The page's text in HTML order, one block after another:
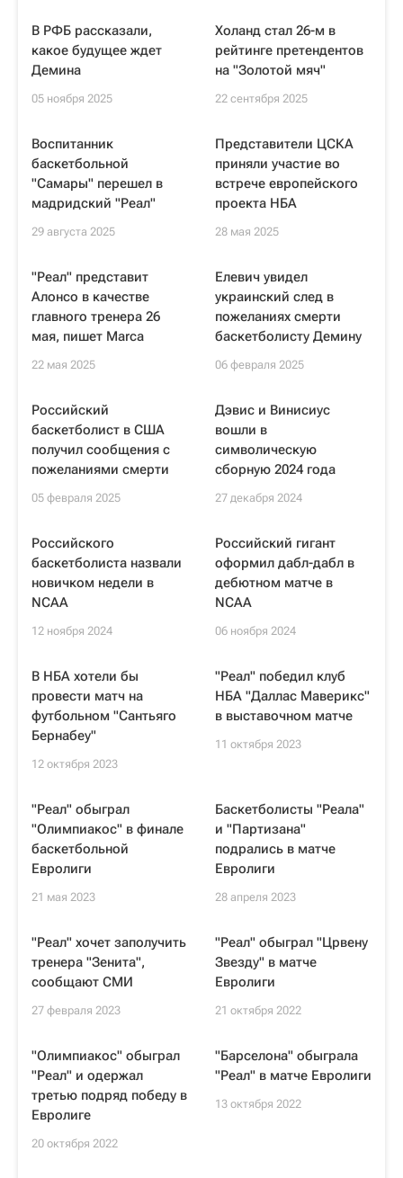
В РФБ рассказали,
какое будущее ждет
Демина
05 ноября 2025
Холанд стал 26-м в
рейтинге претендентов
на "Золотой мяч"
22 сентября 2025
Воспитанник
баскетбольной
"Самары" перешел в
мадридский "Реал"
29 августа 2025
Представители ЦСКА
приняли участие во
встрече европейского
проекта НБА
28 мая 2025
"Реал" представит
Алонсо в качестве
главного тренера 26
мая, пишет Marca
22 мая 2025
Елевич увидел
украинский след в
пожеланиях смерти
баскетболисту Демину
06 февраля 2025
Российский
баскетболист в США
получил сообщения с
пожеланиями смерти
05 февраля 2025
Дэвис и Винисиус
вошли в
символическую
сборную 2024 года
27 декабря 2024
Российского
баскетболиста назвали
новичком недели в
NCAA
12 ноября 2024
Российский гигант
оформил дабл-дабл в
дебютном матче в
NCAA
06 ноября 2024
В НБА хотели бы
провести матч на
футбольном "Сантьяго
Бернабеу"
12 октября 2023
"Реал" победил клуб
НБА "Даллас Маверикс"
в выставочном матче
11 октября 2023
"Реал" обыграл
"Олимпиакос" в финале
баскетбольной
Евролиги
21 мая 2023
Баскетболисты "Реала"
и "Партизана"
подрались в матче
Евролиги
28 апреля 2023
"Реал" хочет заполучить
тренера "Зенита",
сообщают СМИ
27 февраля 2023
"Реал" обыграл "Црвену
Звезду" в матче
Евролиги
21 октября 2022
"Олимпиакос" обыграл
"Реал" и одержал
третью подряд победу в
Евролиге
20 октября 2022
"Барселона" обыграла
"Реал" в матче Евролиги
13 октября 2022